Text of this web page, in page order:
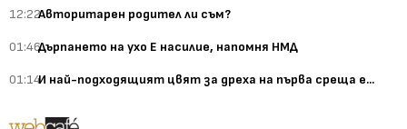
12:22Авторитарен родител ли съм?
01:46Дърпането на ухо Е насилие, напомня НМД
01:14И най-подходящият цвят за дреха на първа среща е...